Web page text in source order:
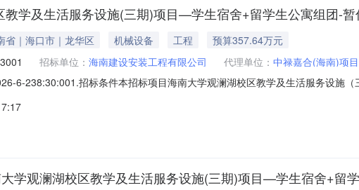
教学及生活服务设施(三期)项目—学生宿舍+留学生公寓组团-
省｜海口市｜龙华区 机械设备 工程
预算357.64万元
招标单位： 海南建设安装工程有限公司 代理单位： 中禄嘉合(海南)项
6-238:30:001.招标条件本招标项目海南大学观澜湖校区教学及生活服务设施
投资100.00%。项目已具备招标条件，现对该项目进行公开招标。2.项目概况
学观澜湖校区教学及生活服务设施(三期)项目—学生宿舍+留